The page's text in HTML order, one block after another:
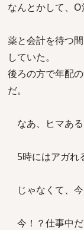
なんとかして、O
薬と会計を待つ
していた。
後ろの方で年配
だ。
なあ、ヒマある
5時にはアガれ
じゃなくて、今
今！？仕事中だ